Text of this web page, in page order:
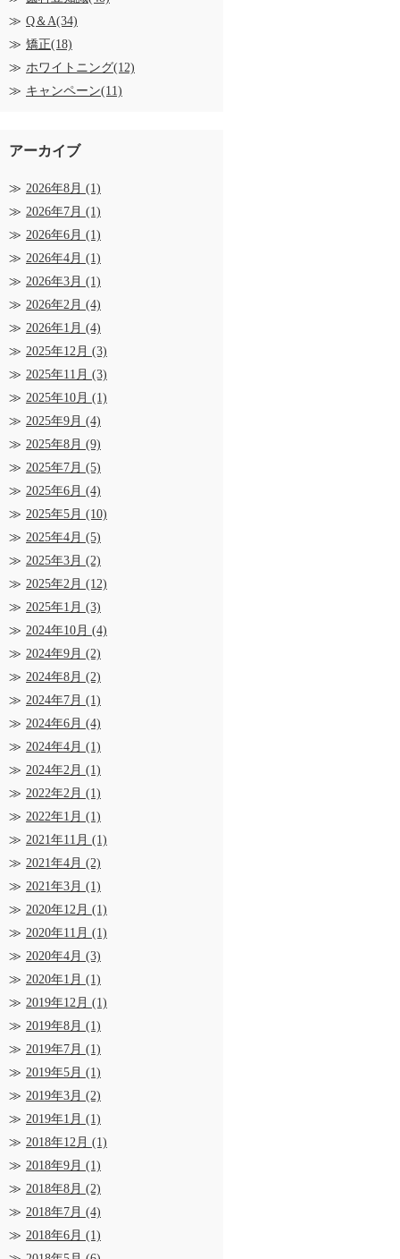
Q＆A(34)
矯正(18)
ホワイトニング(12)
キャンペーン(11)
アーカイブ
2026年8月 (1)
2026年7月 (1)
2026年6月 (1)
2026年4月 (1)
2026年3月 (1)
2026年2月 (4)
2026年1月 (4)
2025年12月 (3)
2025年11月 (3)
2025年10月 (1)
2025年9月 (4)
2025年8月 (9)
2025年7月 (5)
2025年6月 (4)
2025年5月 (10)
2025年4月 (5)
2025年3月 (2)
2025年2月 (12)
2025年1月 (3)
2024年10月 (4)
2024年9月 (2)
2024年8月 (2)
2024年7月 (1)
2024年6月 (4)
2024年4月 (1)
2024年2月 (1)
2022年2月 (1)
2022年1月 (1)
2021年11月 (1)
2021年4月 (2)
2021年3月 (1)
2020年12月 (1)
2020年11月 (1)
2020年4月 (3)
2020年1月 (1)
2019年12月 (1)
2019年8月 (1)
2019年7月 (1)
2019年5月 (1)
2019年3月 (2)
2019年1月 (1)
2018年12月 (1)
2018年9月 (1)
2018年8月 (2)
2018年7月 (4)
2018年6月 (1)